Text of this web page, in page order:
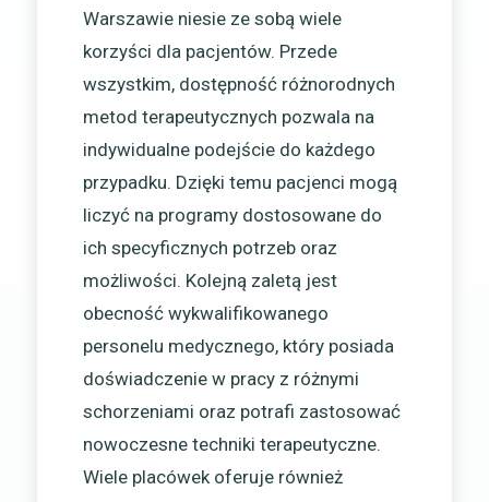
Warszawie niesie ze sobą wiele
korzyści dla pacjentów. Przede
wszystkim, dostępność różnorodnych
metod terapeutycznych pozwala na
indywidualne podejście do każdego
przypadku. Dzięki temu pacjenci mogą
liczyć na programy dostosowane do
ich specyficznych potrzeb oraz
możliwości. Kolejną zaletą jest
obecność wykwalifikowanego
personelu medycznego, który posiada
doświadczenie w pracy z różnymi
schorzeniami oraz potrafi zastosować
nowoczesne techniki terapeutyczne.
Wiele placówek oferuje również